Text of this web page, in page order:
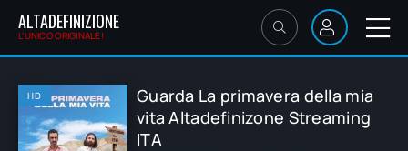
ALTADEFINIZIONE
L'UNICO ORIGINALE!
HD
Guarda La primavera della mia
vita Altadefinizone Streaming
ITA